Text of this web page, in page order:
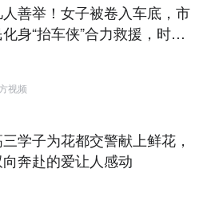
人善举！女子被卷入车底，市
身“抬车侠”合力救援，时长
视频
学子为花都交警献上鲜花，
向奔赴的爱让人感动